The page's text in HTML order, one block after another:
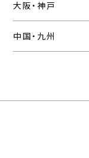
大阪・神戸
中国・九州